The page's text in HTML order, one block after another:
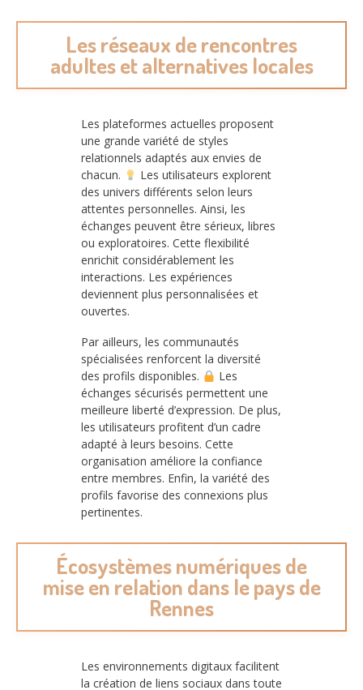
Les réseaux de rencontres
adultes et alternatives locales
Les plateformes actuelles proposent
une grande variété de styles
relationnels adaptés aux envies de
chacun.
Les utilisateurs explorent
des univers différents selon leurs
attentes personnelles. Ainsi, les
échanges peuvent être sérieux, libres
ou exploratoires. Cette flexibilité
enrichit considérablement les
interactions. Les expériences
deviennent plus personnalisées et
ouvertes.
Par ailleurs, les communautés
spécialisées renforcent la diversité
des profils disponibles.
Les
échanges sécurisés permettent une
meilleure liberté d’expression. De plus,
les utilisateurs profitent d’un cadre
adapté à leurs besoins. Cette
organisation améliore la confiance
entre membres. Enfin, la variété des
profils favorise des connexions plus
pertinentes.
Écosystèmes numériques de
mise en relation dans le pays de
Rennes
Les environnements digitaux facilitent
la création de liens sociaux dans toute